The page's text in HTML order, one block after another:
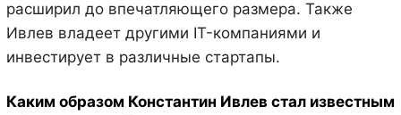
расширил до впечатляющего размера. Также
Ивлев владеет другими IT-компаниями и
инвестирует в различные стартапы.
Каким образом Константин Ивлев стал известным